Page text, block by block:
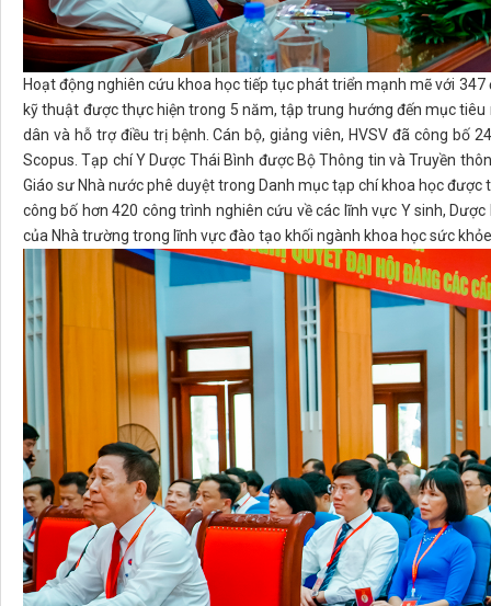
Hoạt động nghiên cứu khoa học tiếp tục phát triển mạnh mẽ với
kỹ thuật được thực hiện trong 5 năm, tập trung hướng đến mục
dân và hỗ trợ điều trị bệnh. Cán bộ, giảng viên, HVSV đã công bố
Scopus. Tạp chí Y Dược Thái Bình được Bộ Thông tin và Truyền
Giáo sư Nhà nước phê duyệt trong Danh mục tạp chí khoa học
công bố hơn 420 công trình nghiên cứu về các lĩnh vực Y sinh,
của Nhà trường trong lĩnh vực đào tạo khối ngành khoa học sức